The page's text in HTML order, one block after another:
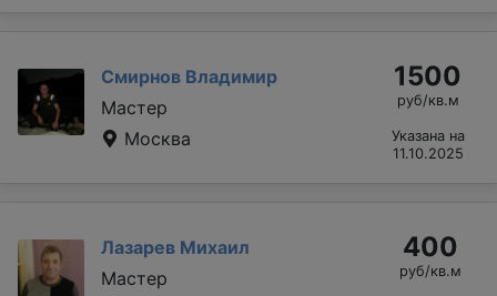
Смирнов Владимир
Мастер
Москва
1500
руб/кв.м
Указана на
11.10.2025
Лазарев Михаил
Мастер
400
руб/кв.м